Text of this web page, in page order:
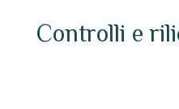
Controlli e